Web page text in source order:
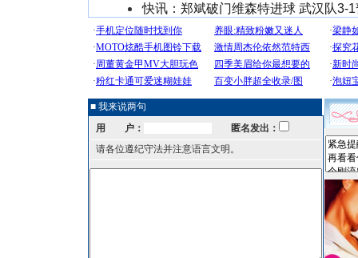
快讯：郑斌破门维森特进球 武汉队3-
■ 我来说两句
用 户：
匿名发出：
请各位遵纪守法并注意语言文明。